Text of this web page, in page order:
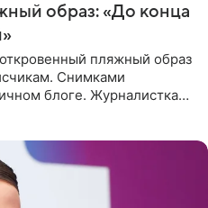
образ: «До конца
пляжный образ
Снимками
блоге. Журналистка